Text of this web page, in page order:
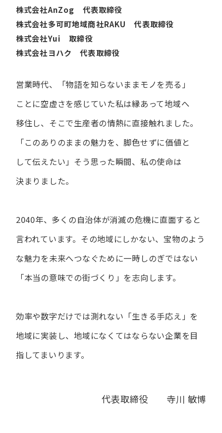
株式会社AnZog 代表取締役
株式会社多可町地域商社RAKU 代表取締役
株式会社Yui 取締役
株式会社ヨハク 代表取締役
営業時代、​「物語を​知らないまま​モノを​売る」
ことに​空虚さを​感じていた​私は縁あって​地域へ​
移住し、​そこで​生産者の​情熱に​直接触れました。
「この​ありの​ままの​魅力を、​脚色せずに​価値と​
して​伝えたい」 そう​思った​瞬間、​私の​使命は​
決まりました。
2040年、多くの自治体が消滅の危機に直面すると
言われています。 その地域にしかない、宝物のよう
な魅力を未来へつなぐために一時しのぎではない
「本当の意味での街づくり」を志向します。
効率や数字だけでは測れない「生きる手応え」を
地域に実装し、地域になくてはならない企業を目
指してまいります。
代表取締役 寺川 敏博